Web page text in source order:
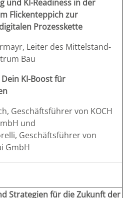
und KI-Readiness in der
Flickenteppich zur
Prozesskette
Leiter des Mittelstand-
Bau
KI-Boost für
Geschäftsführer von KOCH
und
Geschäftsführer von
GmbH
Strategien für die Zukunft der